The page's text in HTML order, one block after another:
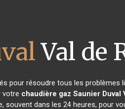
Val de
pour résoudre tous les problèmes
votre chaudière gaz Saunier Duval
dans les 24 heures, pour